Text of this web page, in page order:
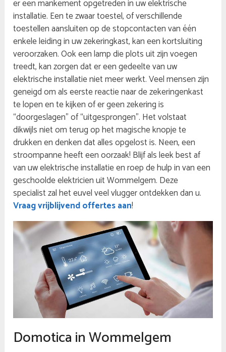
er een mankement opgetreden in uw elektrische
installatie. Een te zwaar toestel, of verschillende
toestellen aansluiten op de stopcontacten van één
enkele leiding in uw zekeringkast, kan een kortsluiting
veroorzaken. Ook een lamp die plots uit zijn voegen
treedt, kan zorgen dat er een gedeelte van uw
elektrische installatie niet meer werkt. Veel mensen zijn
geneigd om als eerste reactie naar de zekeringenkast
te lopen en te kijken of er geen zekering is
“doorgeslagen” of “uitgesprongen”. Het volstaat
dikwijls niet om terug op het magische knopje te
drukken en denken dat alles opgelost is. Neen, een
stroompanne heeft een oorzaak! Blijf als leek best af
van uw elektrische installatie en roep de hulp in van een
geschoolde elektricien uit Wommelgem. Deze
specialist zal het euvel veel vlugger ontdekken dan u.
Vraag vrijblijvend offertes aan!
Domotica in Wommelgem